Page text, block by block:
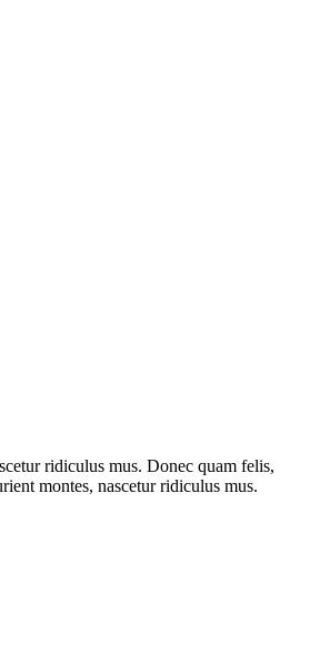
ridiculus mus. Donec quam felis,
montes, nascetur ridiculus mus.